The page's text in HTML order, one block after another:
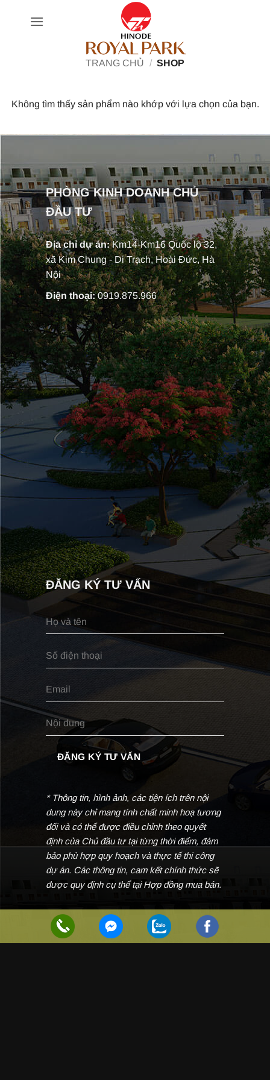
TRANG CHỦ / SHOP
Không tìm thấy sản phẩm nào khớp với lựa chọn của bạn.
PHÒNG KINH DOANH CHỦ
ĐẦU TƯ
Địa chỉ dự án:Km14-Km16 Quốc lộ 32,
xã Kim Chung - Di Trạch, Hoài Đức, Hà
Nội
Điện thoại:0919.875.966
ĐĂNG KÝ TƯ VẤN
* Thông tin, hình ảnh, các tiện ích trên nội
dung này chỉ mang tính chất minh hoạ tương
đối và có thể được điều chỉnh theo quyết
định của Chủ đầu tư tại từng thời điểm, đảm
bảo phù hợp quy hoạch và thực tế thi công
dự án. Các thông tin, cam kết chính thức sẽ
được quy định cụ thể tại Hợp đồng mua bán.